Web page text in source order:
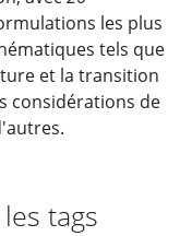
les plus
tels que
et la transition
considérations de
tags